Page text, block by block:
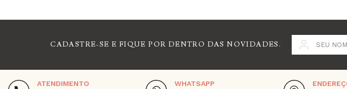
CADASTRE-SE E FIQUE POR DENTRO DAS NOVIDADES. SEU
ATENDIMENTO WHATSAPP